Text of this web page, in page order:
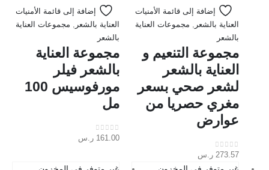
إضافة إلى قائمة الأمنيات
العناية بالشعر
مجموعات العناية
بالشعر
مجموعة التنعيم و
العناية بالشعر
لشعر صحي بسعر
مغري حصريا من
عوارض
0
out of 5
273.57 ر.س
إضافة إلى قائمة الأمنيات
العناية بالشعر
مجموعات العناية
بالشعر
مجموعة العناية
بالشعر فيلر
مورفوسيس 100
مل
0
out of 5
161.00 ر.س